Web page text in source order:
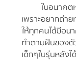
ในอนาคตหมู
เพราะอยากถ่า
ให้ทุกคนได้มีอน
ทำตามฝันของตั
เด็กๆในรุ่นหลัง